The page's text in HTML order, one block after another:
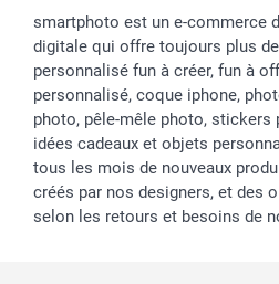
smartphoto est un e-commerce
digitale qui offre toujours plus
personnalisé fun à créer, fun à
personnalisé, coque iphone,
photo, pêle-mêle photo, stickers
idées cadeaux et objets
tous les mois de nouveaux
créés par nos designers, et des
selon les retours et besoins de